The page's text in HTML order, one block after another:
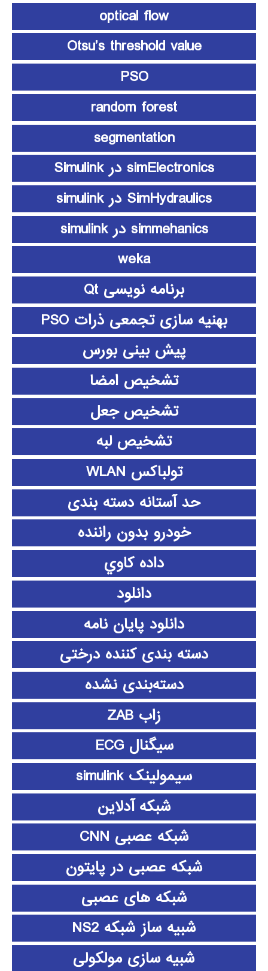
optical flow
Otsu’s threshold value
PSO
random forest
segmentation
simElectronics در Simulink
SimHydraulics در simulink
simmehanics در simulink
weka
برنامه نویسی Qt
بهنیه سازی تجمعی ذرات PSO
پیش بینی بورس
تشخیص امضا
تشخیص جعل
تشخیص لبه
تولباکس WLAN
حد آستانه دسته بندی
خودرو بدون راننده
داده كاوي
دانلود
دانلود پايان نامه
دسته بندی کننده درختی
دسته‌بندی نشده
زاب ZAB
سیگنال ECG
سیمولینک simulink
شبکه آدلاین
شبکه عصبی CNN
شبکه عصبی در پایتون
شبکه های عصبی
شبیه ساز شبکه NS2
شبیه سازی مولکولی